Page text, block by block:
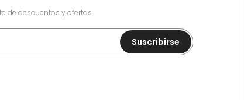
de descuentos y ofertas
Suscribirse